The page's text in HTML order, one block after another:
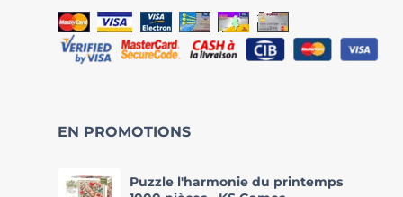
EN PROMOTIONS
Puzzle l'harmonie du printemps